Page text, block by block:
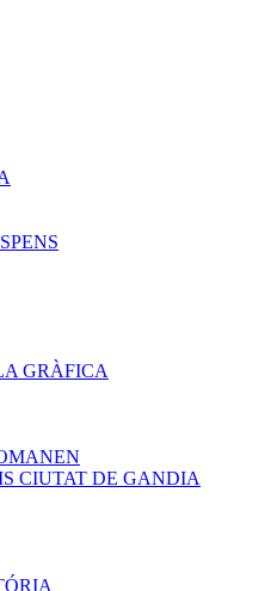
GRÀFICA
CIUTAT DE GANDIA